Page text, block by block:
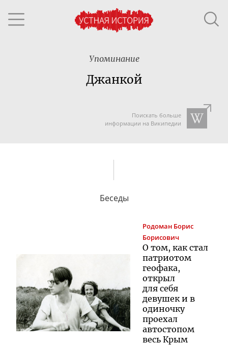
Упоминание
Джанкой
Поискать больше
информации на Википедии
Беседы
Родоман Борис
Борисович
О том, как стал
патриотом
геофака,
открыл
для себя
девушек и в
одиночку
проехал
автостопом
весь Крым